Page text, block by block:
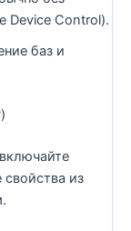
Device Control).
баз и
из